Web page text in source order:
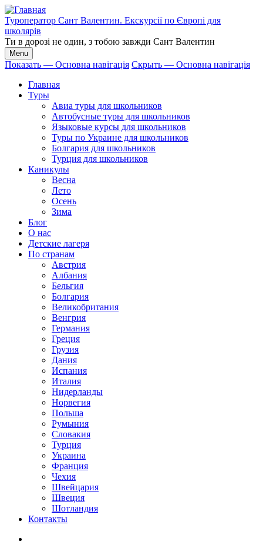
Перейти
к
основному
содержанию
Туроператор Сант Валентин. Екскурсії по Європі для
школярів
Ти в дорозі не один, з тобою завжди Сант Валентин
Menu
Основна
навігація
Показать — Основна навігація Скрыть — Основна навігація
Главная
Туры
Авиа туры для школьников
Автобусные туры для школьников
Языковые курсы для школьников
Туры по Украине для школьников
Болгария для школьников
Турция для школьников
Каникулы
Весна
Лето
Осень
Зима
Блог
О нас
Детские лагеря
По странам
Австрия
Албания
Бельгия
Болгария
Великобритания
Венгрия
Германия
Греция
Грузия
Дания
Испания
Италия
Нидерланды
Норвегия
Польша
Румыния
Словакия
Турция
Украина
Франция
Чехия
Швейцария
Швеция
Шотландия
Контакты